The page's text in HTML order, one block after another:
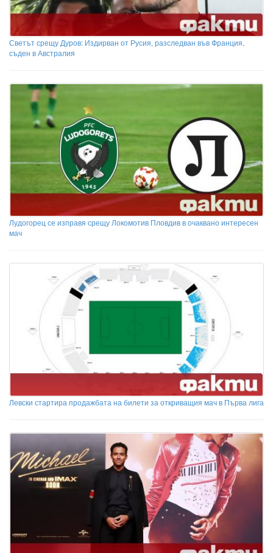
Светът срещу Дуров: Издирван от Русия, разследван във Франция,
съден в Австралия
Лудогорец се изправя срещу Локомотив Пловдив в очаквано интересен
мач
Левски стартира продажбата на билети за откриващия мач в Първа лига